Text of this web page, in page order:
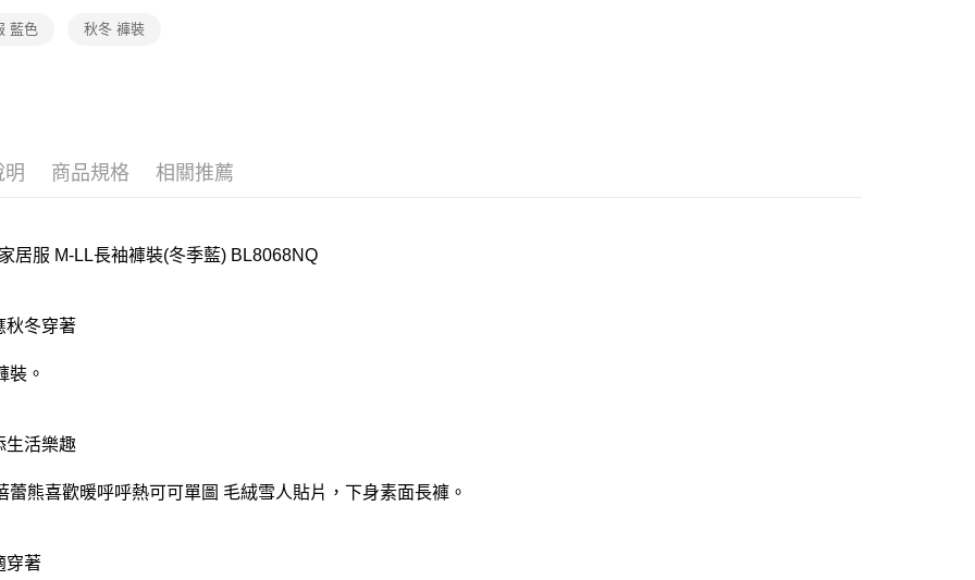
藍色 秋冬 褲裝
明 商品規格 相關推薦
居服 M-LL長袖褲裝(冬季藍) BL8068NQ
秋冬穿著
裝。
生活樂趣
蕾熊喜歡暖呼呼熱可可單圖 毛絨雪人貼片，下身素面長褲。
穿著